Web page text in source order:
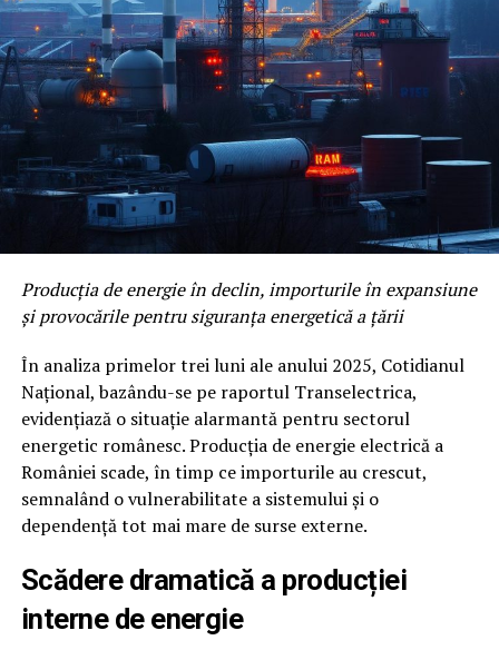
Producția de energie în declin, importurile în expansiune
și provocările pentru siguranța energetică a țării
În analiza primelor trei luni ale anului 2025, Cotidianul
Național, bazându-se pe raportul Transelectrica,
evidențiază o situație alarmantă pentru sectorul
energetic românesc. Producția de energie electrică a
României scade, în timp ce importurile au crescut,
semnalând o vulnerabilitate a sistemului și o
dependență tot mai mare de surse externe.
Scădere dramatică a producției
interne de energie